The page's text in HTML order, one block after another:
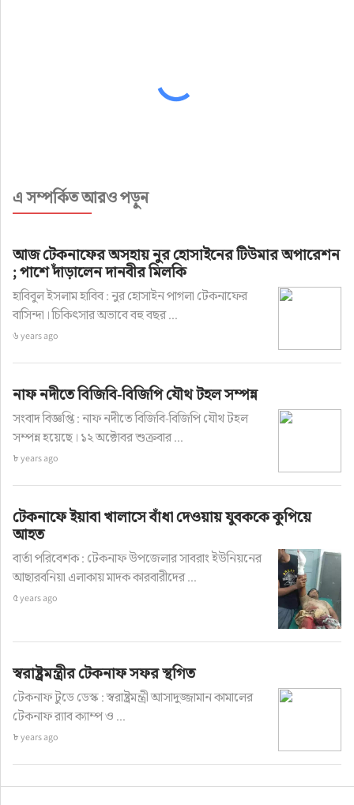
এ সম্পর্কিত আরও পড়ুন
আজ টেকনাফের অসহায় নুর হোসাইনের টিউমার অপারেশন
; পাশে দাঁড়ালেন দানবীর মিলকি
হাবিবুল ইসলাম হাবিব : নুর হোসাইন পাগলা টেকনাফের
বাসিন্দা। চিকিৎসার অভাবে বহু বছর ...
৬ years ago
নাফ নদীতে বিজিবি-বিজিপি যৌথ টহল সম্পন্ন
সংবাদ বিজ্ঞপ্তি : নাফ নদীতে বিজিবি-বিজিপি যৌথ টহল
সম্পন্ন হয়েছে। ১২ অক্টোবর শুক্রবার ...
৮ years ago
টেকনাফে ইয়াবা খালাসে বাঁধা দেওয়ায় যুবককে কুপিয়ে
আহত
বার্তা পরিবেশক : টেকনাফ উপজেলার সাবরাং ইউনিয়নের
আছারবনিয়া এলাকায় মাদক কারবারীদের ...
৫ years ago
স্বরাষ্ট্রমন্ত্রীর টেকনাফ সফর স্থগিত
টেকনাফ টুডে ডেস্ক : স্বরাষ্ট্রমন্ত্রী আসাদুজ্জামান কামালের
টেকনাফ র‌্যাব ক্যাম্প ও ...
৮ years ago